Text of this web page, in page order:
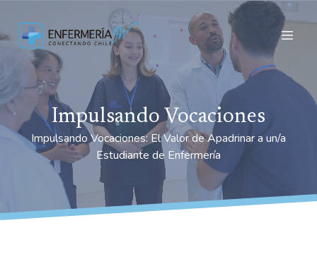
Impulsando Vocaciones
Impulsando Vocaciones: El Valor de Apadrinar a un/a
Estudiante de Enfermería